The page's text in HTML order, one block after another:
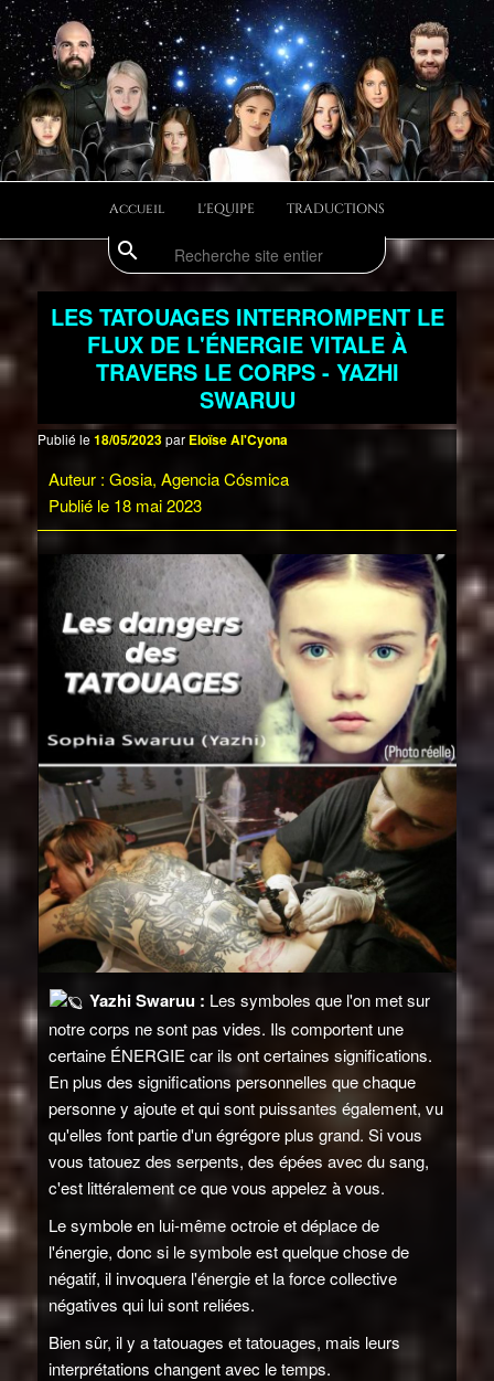
Aller
au
contenu
principal
Aller
au
contenu
secondaireswaruufr
Divulgations Swaruurienne et Taygetienne
search Recherche
Accueil L'EQUIPE TRADUCTIONS
LES TATOUAGES INTERROMPENT LE
FLUX DE L'ÉNERGIE VITALE À
TRAVERS LE CORPS - YAZHI
SWARUU
Publié le18/05/2023par Eloïse Al'Cyona
Auteur : Gosia, Agencia Cósmica
Publié le 18 mai 2023
Yazhi Swaruu : Les symboles que l'on met sur
notre corps ne sont pas vides. Ils comportent une
certaine ÉNERGIE car ils ont certaines significations.
En plus des significations personnelles que chaque
personne y ajoute et qui sont puissantes également, vu
qu'elles font partie d'un égrégore plus grand. Si vous
vous tatouez des serpents, des épées avec du sang,
c'est littéralement ce que vous appelez à vous.
Le symbole en lui-même octroie et déplace de
l'énergie, donc si le symbole est quelque chose de
négatif, il invoquera l'énergie et la force collective
négatives qui lui sont reliées.
Bien sûr, il y a tatouages et tatouages, mais leurs
interprétations changent avec le temps.